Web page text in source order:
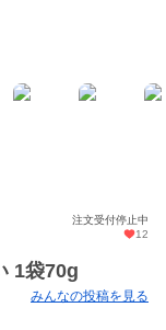
注文受付停止中
12
1袋70g
みんなの投稿を見る